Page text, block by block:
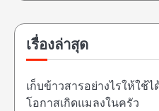
เรื่องล่าสุด
เก็บข้าวสารอย่างไรให้ใช้
โอกาสเกิดแมลงในครัว